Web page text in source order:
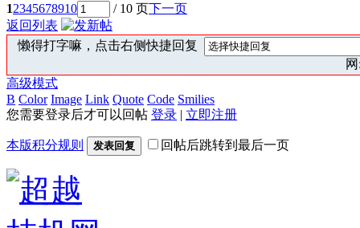
12345678910 / 10 页下一页
返回列表
懒得打字嘛，点击右侧快捷回复
高级模式
B Color Image Link Quote Code Smilies
您需要登录后才可以回帖 登录 | 立即注册
本版积分规则 发表回复 回帖后跳转到最后一页